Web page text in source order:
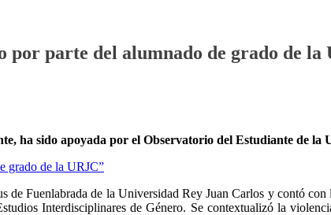
por parte del alumnado de grado de la
ha sido apoyada por el Observatorio del Estudiante de la
Fuenlabrada de la Universidad Rey Juan Carlos y contó
Interdisciplinares de Género. Se contextualizó la